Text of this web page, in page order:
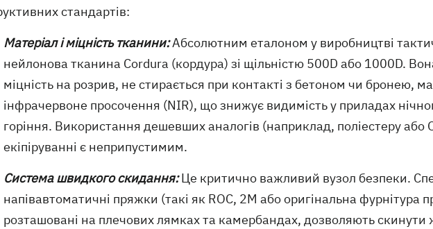
стандартів:
Матеріал і міцність тканини:Абсолютним еталоном у виробництві
нейлонова тканина Cordura (кордура) зі щільністю 500D або 1000D.
міцність на розрив, не стирається при контакті з бетоном чи бронею,
інфрачервоне просочення (NIR), що знижує видимість у приладах
горіння. Використання дешевших аналогів (наприклад, поліестеру або
екіпіруванні є неприпустимим.
Система швидкого скидання:Це критично важливий вузол безпеки.
напівавтоматичні пряжки (такі як ROC, 2M або оригінальна фурнітура
розташовані на плечових лямках та камербандах, дозволяють